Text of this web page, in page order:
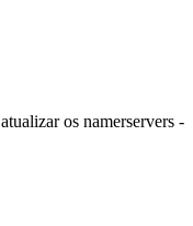
os namerservers -